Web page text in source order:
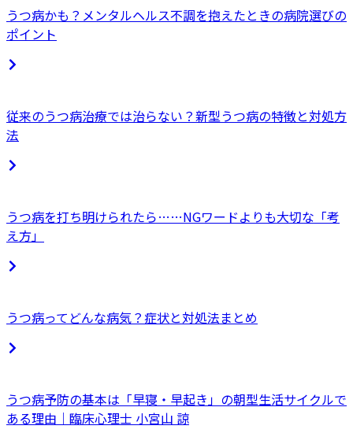
うつ病かも？メンタルヘルス不調を抱えたときの病院選びの
ポイント
従来のうつ病治療では治らない？新型うつ病の特徴と対処方
法
うつ病を打ち明けられたら……NGワードよりも大切な「考
え方」
うつ病ってどんな病気？症状と対処法まとめ
うつ病予防の基本は「早寝・早起き」の朝型生活サイクルで
ある理由｜臨床心理士 小宮山 諒